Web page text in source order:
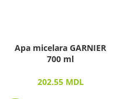
Apa micelara GARNIER
700 ml
202.55 MDL